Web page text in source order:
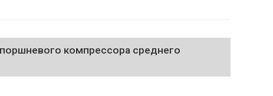
компрессора среднего